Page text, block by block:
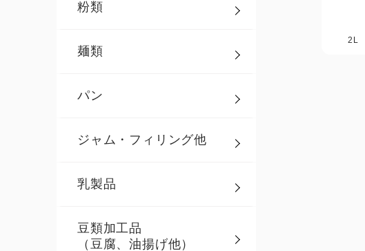
粉類
麺類
パン
ジャム・フィリング他
乳製品
豆類加工品
（豆腐、油揚げ他）
2L